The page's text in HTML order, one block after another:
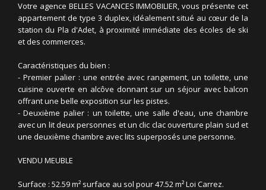
Votre agence BELLES VACANCES IMMOBILIER, vous présente cet
appartement de type 3 duplex, idéalement situé au cœur de la
station du Pla d'Adet, à proximité immédiate des écoles de ski
et des commerces.
Caractéristiques du bien :
- Premier palier : une entrée avec rangement, un toilette, une
cuisine ouverte en alcôve donnant sur un séjour avec balcon
offrant une belle exposition sur les pistes.
- Deuxième palier : un toilette, une salle d'eau, une chambre
avec un lit deux personnes et un clic clac ouverture plain sud et
une deuxième chambre avec lits superposés une personne.
VENDU MEUBLE
Surface : 52.59 m² surface au sol pour 47.52 m² Loi Carrez.